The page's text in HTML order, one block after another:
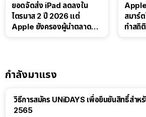
ยอดจัดส่ง iPad ลดลงใน
ไตรมาส 2 ปี 2026 แต่
Apple ยังครองผู้นำตลาด
สมาร์
ทำสถิ
กำลังมาแรง
วิธีการสมัคร UNiDAYS เพื่อยืนยันสิทธิ์สำ
2565